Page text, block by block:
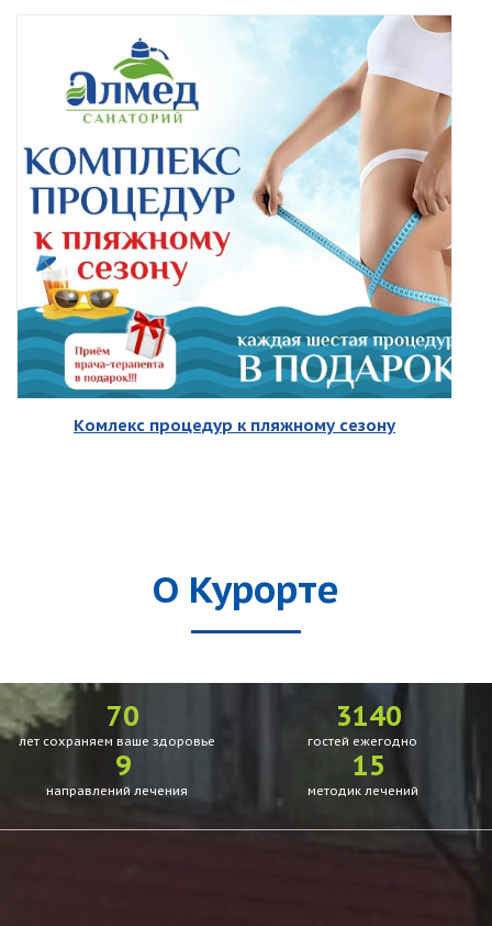
Комлекс процедур к пляжному сезону
О Курорте
70
лет сохраняем ваше здоровье
3140
гостей ежегодно
9
направлений лечения
15
методик лечений